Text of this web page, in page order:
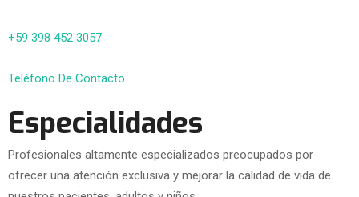
+59 398 452 3057
Teléfono De Contacto
Especialidades
Profesionales altamente especializados preocupados por
ofrecer una atención exclusiva y mejorar la calidad de vida de